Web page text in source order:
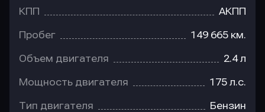
КПП АКПП
Пробег 149 665 км.
Объем двигателя 2.4 л
Мощность двигателя 175 л.с.
Тип двигателя Бензин